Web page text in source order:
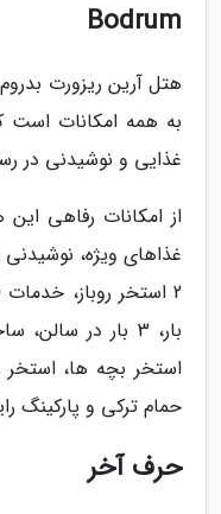
Bodrum
به همه امکانات
غذایی و نوشیدنی در
از امکانات رفاهی
غذاهای ویژه،
بار، 3 بار در
استخر بچه ها، استخر
حمام ترکی و پارکینگ
حرف آخر